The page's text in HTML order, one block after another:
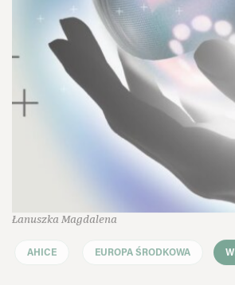
Łanuszka Magdalena
AHICE EUROPA ŚRODKOWA